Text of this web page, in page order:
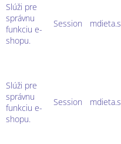
Slúži pre
správnu
funkciu e-
shopu.
Session
Slúži pre
správnu
funkciu e-
shopu.
Session